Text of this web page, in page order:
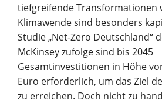
tiefgreifende Transformationen
Klimawende sind besonders
Studie „Net-Zero Deutschland“
McKinsey zufolge sind bis 2045
Gesamtinvestitionen in Höhe
Euro erforderlich, um das Ziel
zu erreichen. Doch nicht zu